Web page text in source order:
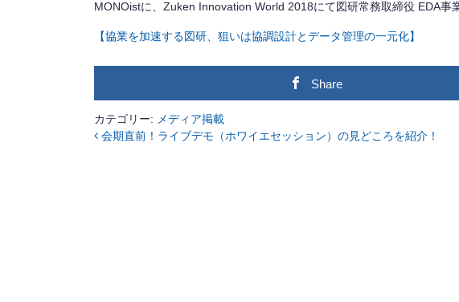
MONOistに、Zuken Innovation World 2018にて図研常務取締役 EDA事
【協業を加速する図研、狙いは協調設計とデータ管理の一元化】
Share
カテゴリー: メディア掲載
投稿ナビゲーション
会期直前！ライブデモ（ホワイエセッション）の見どころを紹介！